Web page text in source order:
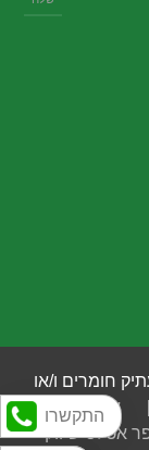
התקשרו
חומרים ו/או
|איי לוג'יק- |
אטלס שיווק